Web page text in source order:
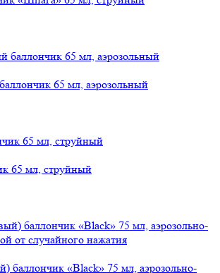
65 мл, аэрозольный
65 мл, струйный
баллончик «Black» 75 мл, аэрозольно-